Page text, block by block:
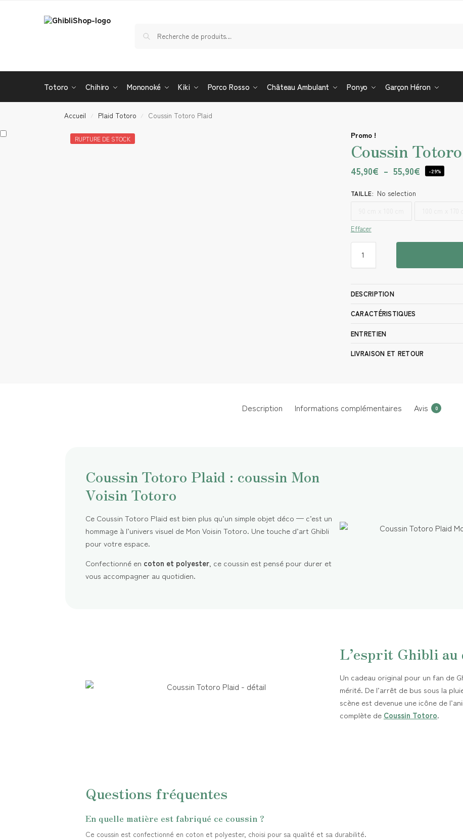
Totoro Chihiro Mononoké Kiki Porco Rosso Château Ambulant Ponyo Garçon Héron
Accueil / Plaid Totoro / Coussin Totoro Plaid
RUPTURE DE STOCK Promo !
Coussin
45,90€ – 55,90€ -29%
TAILLE: No selection
Effacer
DESCRIPTION
CARACTÉRISTIQUES
ENTRETIEN
LIVRAISON ET RETOUR
Description Informations complémentaires Avis 0
Coussin Totoro Plaid : coussin Mon
Voisin Totoro
Ce Coussin Totoro Plaid est bien plus qu’un simple objet déco — c’est un
hommage à l’univers visuel de Mon Voisin Totoro. Une touche d’art Ghibli
pour votre espace.
Confectionné en coton et polyester, ce coussin est pensé pour durer et
vous accompagner au quotidien.
L’esprit Ghibli au
Un cadeau original pour un fan de
mérité. De l’arrêt de bus sous la
scène est devenue une icône de
complète de Coussin Totoro.
Questions fréquentes
En quelle matière est fabriqué ce coussin ?
Ce coussin est confectionné en coton et polyester, choisi pour sa qualité et sa durabilité.